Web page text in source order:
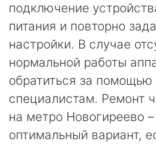
подключение
питания и повторно
настройки. В случае
нормальной работы
обратиться за помощью
специалистам. Ремонт
на метро Новогиреево –
оптимальный вариант,